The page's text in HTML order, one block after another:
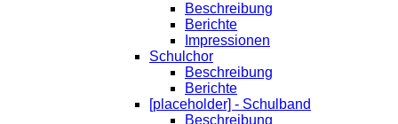
Beschreibung
Berichte
Impressionen
Schulchor
Beschreibung
Berichte
[placeholder] - Schulband
Beschreibung